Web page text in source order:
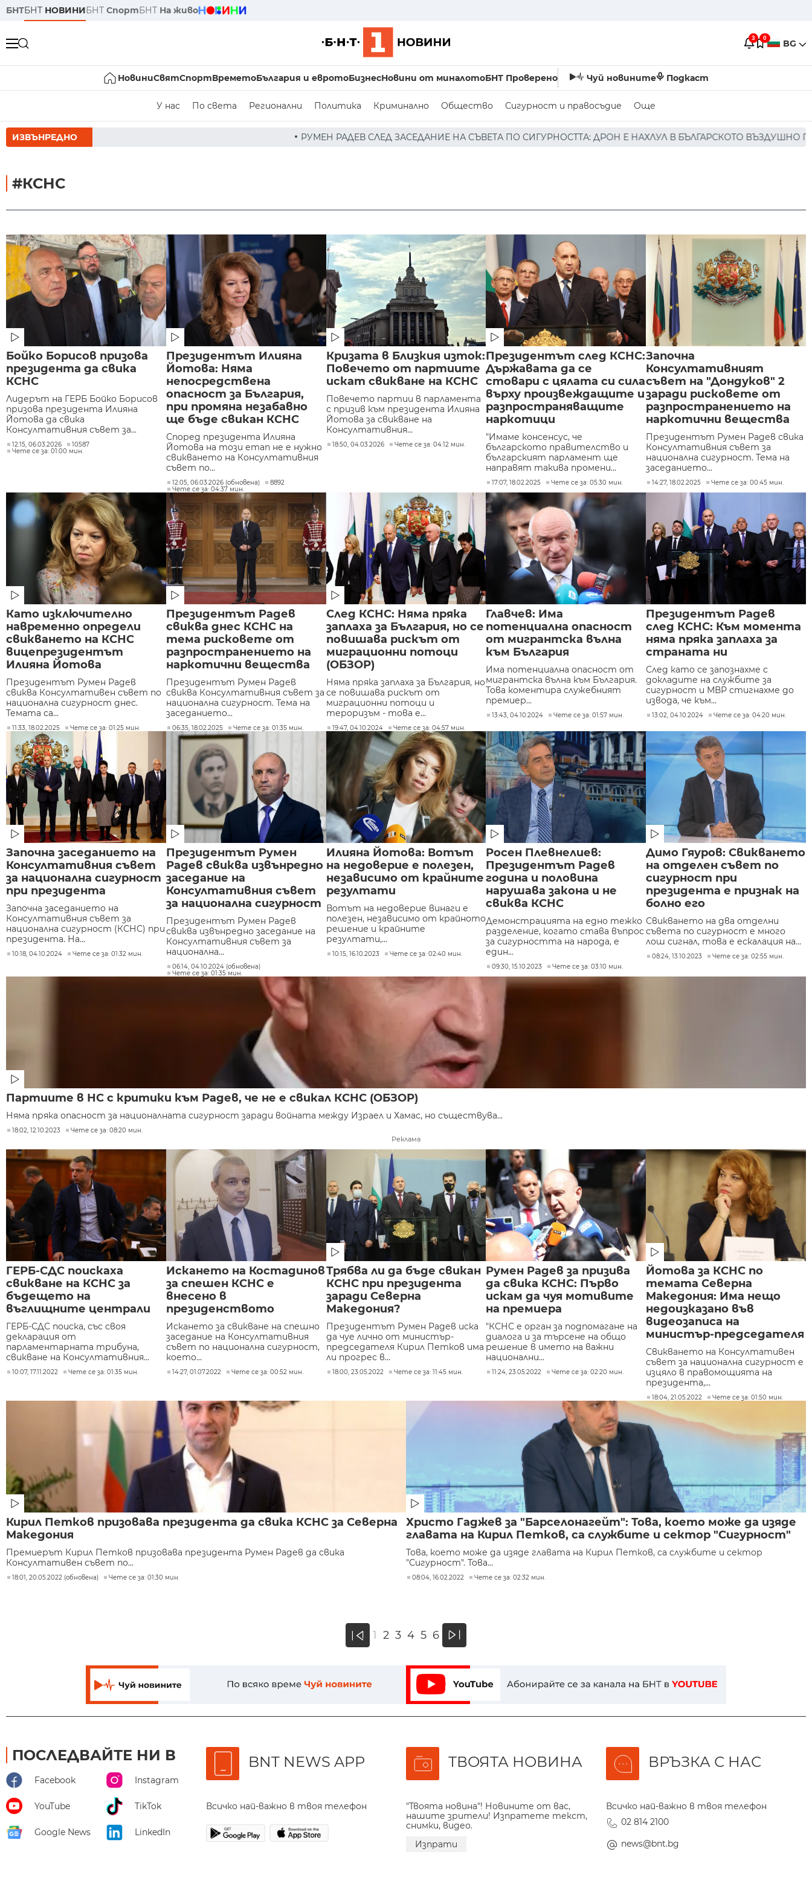
БНТБНТ НОВИНИБНТ СпортБНТ На живо
3 0 BG
НовиниСвятСпортВреметоБългария и евротоБизнесНовини от миналотоБНТ Проверено Чуй новините Подкаст
У нас По света Регионални Политика Криминално Общество Сигурност и правосъдие Още
ИЗВЪНРЕДНО РУМЕН РАДЕВ СЛЕД ЗАСЕДАНИЕ НА СЪВЕТА ПО СИГУРНОСТТА: ДРОН Е НАХЛУЛ В БЪЛГАРСКОТО ВЪЗДУШНО ПРОСТРАНСТВО * *
#КСНС
Бойко Борисов призова
президента да свика
КСНС
Лидерът на ГЕРБ Бойко Борисов
призова президента Илияна
Йотова да свика
Консултативния съвет за...
12:15, 06.03.2026
10587
Чете се за: 01:00 мин.
Президентът Илияна
Йотова: Няма
непосредствена
опасност за България,
при промяна незабавно
ще бъде свикан КСНС
Според президента Илияна
Йотова на този етап не е нужно
свикването на Консултативния
съвет по...
12:05, 06.03.2026 (обновена)
8892
Чете се за: 04:37 мин.
Кризата в Близкия изток:
Повечето от партиите
искат свикване на КСНС
Повечето партии в парламента
с призив към президента Илияна
Йотова за свикване на
Консултативния...
18:50, 04.03.2026 Чете се за: 04:12 мин.
Президентът след КСНС:
Държавата да се
стовари с цялата си сила
върху произвеждащите и
разпространяващите
наркотици
"Имаме консенсус, че
българското правителство и
българският парламент ще
направят такива промени...
17:07, 18.02.2025 Чете се за: 05:30 мин.
Започна
Консултативният
съвет на "Дондуков" 2
заради рисковете от
разпространението на
наркотични вещества
Президентът Румен Радев свика
Консултативния съвет за
национална сигурност. Тема на
заседанието...
14:27, 18.02.2025 Чете се за: 00:45 мин.
Като изключително
навременно определи
свикването на КСНС
вицепрезидентът
Илияна Йотова
Президентът Румен Радев
свиква Консултативен съвет по
национална сигурност днес.
Темата са...
11:33, 18.02.2025 Чете се за: 01:25 мин.
Президентът Радев
свиква днес КСНС на
тема рисковете от
разпространението на
наркотични вещества
Президентът Румен Радев
свиква Консултативния съвет за
национална сигурност. Тема на
заседанието...
06:35, 18.02.2025 Чете се за: 01:35 мин.
След КСНС: Няма пряка
заплаха за България, но се
повишава рискът от
миграционни потоци
(ОБЗОР)
Няма пряка заплаха за България, но
се повишава рискът от
миграционни потоци и
тероризъм - това е...
19:47, 04.10.2024 Чете се за: 04:57 мин.
Главчев: Има
потенциална опасност
от мигрантска вълна
към България
Има потенциална опасност от
мигрантска вълна към България.
Това коментира служебният
премиер...
13:43, 04.10.2024 Чете се за: 01:57 мин.
Президентът Радев
след КСНС: Към момента
няма пряка заплаха за
страната ни
След като се запознахме с
докладите на службите за
сигурност и МВР стигнахме до
извода, че към...
13:02, 04.10.2024 Чете се за: 04:20 мин.
Започна заседанието на
Консултативния съвет
за национална сигурност
при президента
Започна заседанието на
Консултативния съвет за
национална сигурност (КСНС) при
президента. На...
10:18, 04.10.2024 Чете се за: 01:32 мин.
Президентът Румен
Радев свиква извънредно
заседание на
Консултативния съвет
за национална сигурност
Президентът Румен Радев
свиква извънредно заседание на
Консултативния съвет за
национална...
06:14, 04.10.2024 (обновена)
Чете се за: 01:35 мин.
Илияна Йотова: Вотът
на недоверие е полезен,
независимо от крайните
резултати
Вотът на недоверие винаги е
полезен, независимо от крайното
решение и крайните
резултати,...
10:15, 16.10.2023 Чете се за: 02:40 мин.
Росен Плевнелиев:
Президентът Радев
година и половина
нарушава закона и не
свиква КСНС
Демонстрацията на едно тежко
разделение, когато става въпрос
за сигурността на народа, е
един...
09:30, 15.10.2023 Чете се за: 03:10 мин.
Димо Гяуров: Свикването
на отделен съвет по
сигурност при
президента е признак на
болно его
Свикването на два отделни
съвета по сигурност е много
лош сигнал, това е ескалация на...
08:24, 13.10.2023 Чете се за: 02:55 мин.
Партиите в НС с критики към Радев, че не е свикал КСНС (ОБЗОР)
Няма пряка опасност за националната сигурност заради войната между Израел и Хамас, но съществува...
18:02, 12.10.2023 Чете се за: 08:20 мин.
Реклама
ГЕРБ-СДС поискаха
свикване на КСНС за
бъдещето на
въглищните централи
ГЕРБ-СДС поиска, със своя
декларация от
парламентарната трибуна,
свикване на Консултативния...
10:07, 17.11.2022 Чете се за: 01:35 мин.
Искането на Костадинов
за спешен КСНС е
внесено в
президенството
Искането за свикване на спешно
заседание на Консултативния
съвет по национална сигурност,
което...
14:27, 01.07.2022 Чете се за: 00:52 мин.
Трябва ли да бъде свикан
КСНС при президента
заради Северна
Македония?
Президентът Румен Радев иска
да чуе лично от министър-
председателя Кирил Петков има
ли прогрес в...
18:00, 23.05.2022 Чете се за: 11:45 мин.
Румен Радев за призива
да свика КСНС: Първо
искам да чуя мотивите
на премиера
"КСНС е орган за подпомагане на
диалога и за търсене на общо
решение в името на важни
национални...
11:24, 23.05.2022 Чете се за: 02:20 мин.
Йотова за КСНС по
темата Северна
Македония: Има нещо
недоизказано във
видеозаписа на
министър-председателя
Свикването на Консултативен
съвет за национална сигурност е
изцяло в правомощията на
президента,...
18:04, 21.05.2022 Чете се за: 01:50 мин.
Кирил Петков призовава президента да свика КСНС за Северна
Македония
Премиерът Кирил Петков призовава президента Румен Радев да свика
Консултативен съвет по...
18:01, 20.05.2022 (обновена) Чете се за: 01:30 мин.
Христо Гаджев за "Барселонагейт": Това, което може да изяде
главата на Кирил Петков, са службите и сектор "Сигурност"
Това, което може да изяде главата на Кирил Петков, са службите и сектор
"Сигурност". Това...
08:04, 16.02.2022 Чете се за: 02:32 мин.
« 1 2 3 4 5 6 »
ПОСЛЕДВАЙТЕ НИ В
Facebook Instagram
YouTube TikTok
Google News LinkedIn
BNT NEWS APP
Всичко най-важно в твоя телефон
ТВОЯТА НОВИНА
"Твоята новина"! Новините от вас,
нашите зрители! Изпратете текст,
снимки, видео.
Изпрати
ВРЪЗКА С НАС
Всичко най-важно в твоя телефон
02 814 2100
news@bnt.bg